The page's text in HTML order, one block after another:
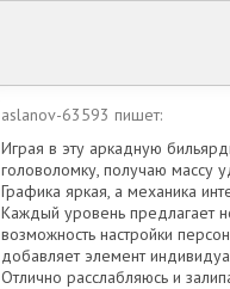
aslanov-63593 пишет:
Играя в эту аркадную
головоломку, получаю массу
Графика яркая, а механика
Каждый уровень предлагает
возможность настройки
добавляет элемент
Отлично расслабляюсь и